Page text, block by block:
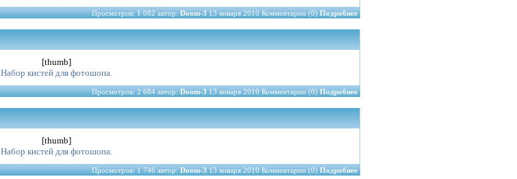
Просмотров: 1 082 автор:Doom-313 января 2010 Комментарии (0)Подробнее
[thumb]
Набор кистей для фотошопа.
Просмотров: 2 684 автор:Doom-313 января 2010 Комментарии (0)Подробнее
[thumb]
Набор кистей для фотошопа.
Просмотров: 1 746 автор:Doom-313 января 2010 Комментарии (0)Подробнее